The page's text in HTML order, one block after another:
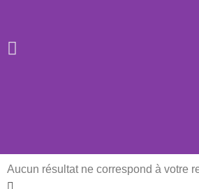
Aucun résultat ne correspond à votre